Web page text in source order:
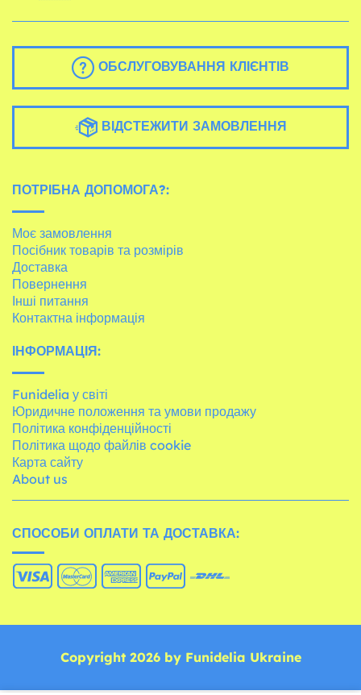
ОБСЛУГОВУВАННЯ КЛІЄНТІВ
ВІДСТЕЖИТИ ЗАМОВЛЕННЯ
ПОТРІБНА ДОПОМОГА?:
Моє замовлення
Посібник товарів та розмірів
Доставка
Повернення
Інші питання
Контактна інформація
ІНФОРМАЦІЯ:
Funidelia у світі
Юридичне положення та умови продажу
Політика конфіденційності
Політика щодо файлів cookie
Карта сайту
About us
СПОСОБИ ОПЛАТИ ТА ДОСТАВКА:
Copyright 2026 by Funidelia Ukraine